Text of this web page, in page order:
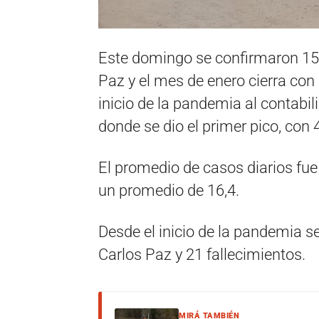
Este domingo se confirmaron
Paz y el mes de enero cierra
inicio de la pandemia al
donde se dio el primer pico, con
El promedio de casos diarios
un promedio de 16,4.
Desde el inicio de la pandemia
Carlos Paz y 21 fallecimientos.
MIRÁ TAMBIÉN